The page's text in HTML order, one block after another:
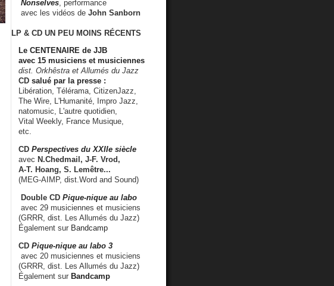
Nonselves , performance
avec les vidéos de John Sanborn
LP & CD UN PEU MOINS RÉCENTS
Le CENTENAIRE de JJB
avec 15 musiciens et musiciennes
dist. Orkhêstra et Allumés du Jazz
CD salué par la presse :
Libération, Télérama, CitizenJazz,
The Wire, L'Humanité, Impro Jazz,
natomusic, L'autre quotidien,
Vital Weekly, France Musique,
etc.
CD Perspectives du XXIIe siècle
avec N.Chedmail, J-F. Vrod,
A-T. Hoang, S. Lemêtre...
(MEG-AIMP, dist.Word and Sound)
Double CD Pique-nique au labo
avec 29 musiciennes et musiciens
(GRRR, dist. Les Allumés du Jazz)
Également sur Bandcamp
CD Pique-nique au labo 3
avec 20 musiciennes et musiciens
(GRRR, dist. Les Allumés du Jazz)
Également sur Bandcamp